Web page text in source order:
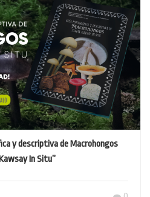
y descriptiva de Macrohongos
In Situ”